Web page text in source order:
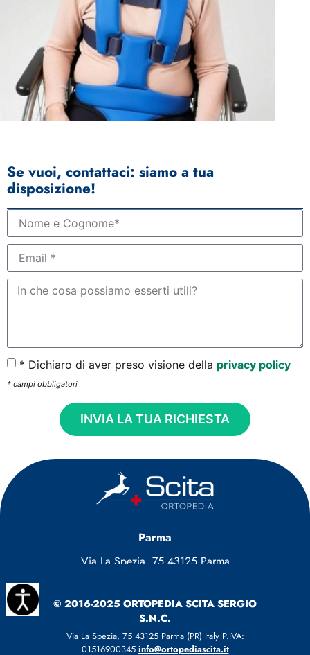
Se vuoi, contattaci: siamo a tua
disposizione!
* Dichiaro di aver preso visione della privacy policy
* campi obbligatori
INVIA LA TUA RICHIESTA
Parma
Via La Spezia, 75 43125 Parma
Borgo Val di Taro
Via Tedaldi, 1 43043 Borgo Val di Taro
© 2016-2025 ORTOPEDIA SCITA SERGIO
S.N.C.
Via La Spezia, 75 43125 Parma (PR) Italy P.IVA:
01516900345 info@ortopediascita.it